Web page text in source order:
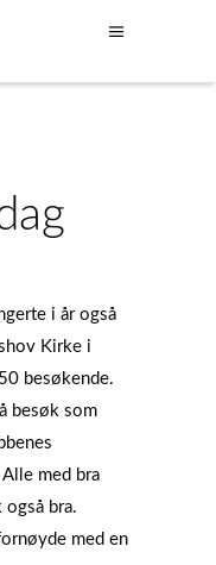
i år også
Kirke i
besøkende.
besøk som
med bra
bra.
med en